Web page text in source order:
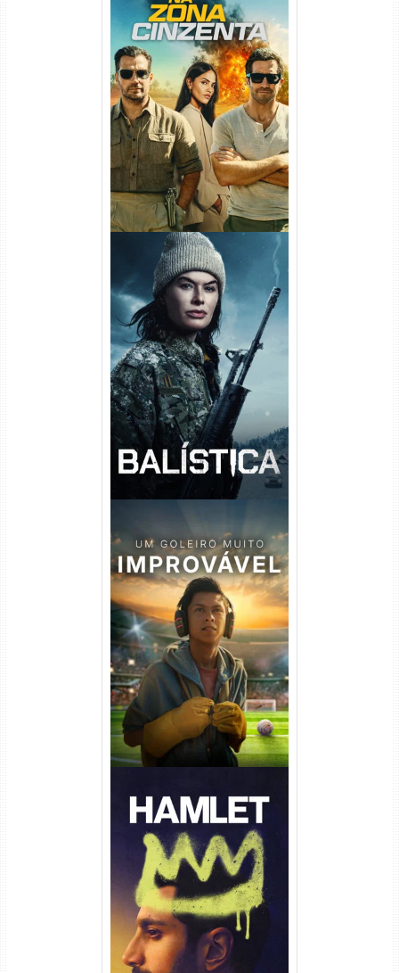
Na Zona Cinzenta Torrent
(2026) WEB-DL 1080p/4K
Dual Áudio
Balística Torrent (2025) WEB-
DL 1080p Dual Áudio
Um Goleiro Muito Improvável
Torrent (2026) WEB-DL 1080p
Dual Áudio
Hamlet Torrent (2026) WEB-
DL 1080p Dual Áudio